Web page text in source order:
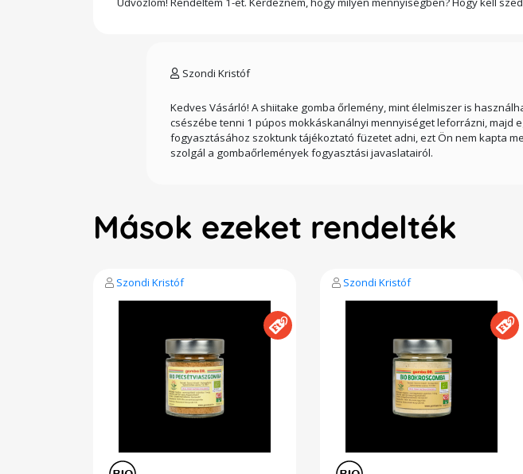
Szondi Kristóf
Kedves Vásárló! A shiitake gomba őrlemény, mint élelmiszer is
csészébe tenni 1 púpos mokkáskanálnyi mennyiséget leforrázni, majd
fogyasztásához szoktunk tájékoztató füzetet adni, ezt Ön nem kapta
szolgál a gombaőrlemények fogyasztási javaslatairól.
Mások ezeket rendelték
Szondi Kristóf Szondi Kristóf